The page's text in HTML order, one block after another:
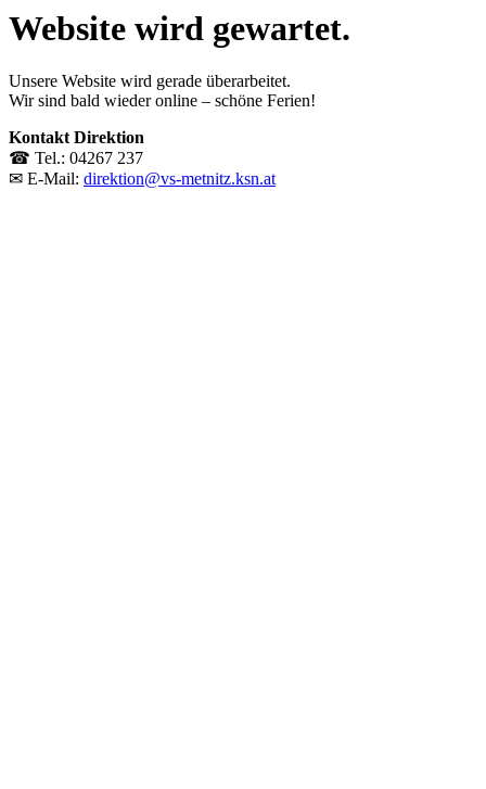
Website wird gewartet.
Unsere Website wird gerade überarbeitet.
Wir sind bald wieder online – schöne Ferien!
Kontakt Direktion
☎ Tel.: 04267 237
✉ E-Mail: direktion@vs-metnitz.ksn.at